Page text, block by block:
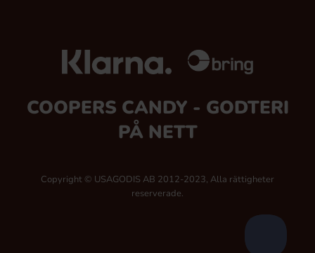
COOPERS CANDY - GODTERI
PÅ NETT
Copyright © USAGODIS AB 2012-2023, Alla rättigheter
reserverade.